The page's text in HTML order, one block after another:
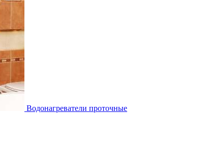
Водонагреватели проточные